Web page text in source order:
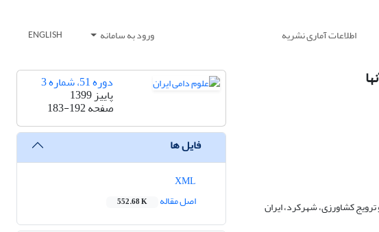
اطلاعات آماری نشریه ورود به سامانه ENGLISH
کشاورزی، شهرکرد، ایران
دوره 51، شماره 3
پاییز 1399
صفحه183-192
فایل ها
اصل مقاله
552.68 K